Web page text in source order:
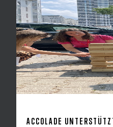
ACCOLADE